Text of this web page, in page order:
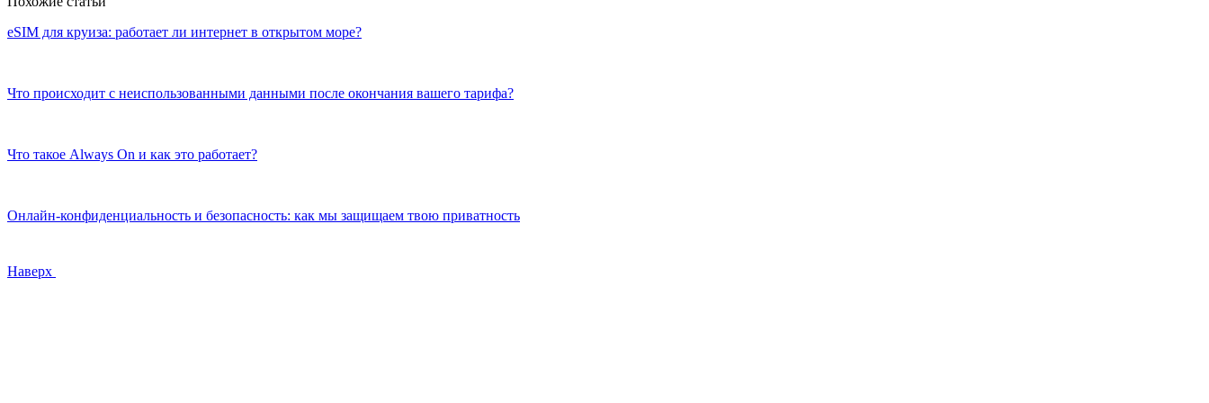
eSIM для круиза: работает ли интернет в открытом море?
Что происходит с неиспользованными данными после окончания вашего тарифа?
Что такое Always On и как это работает?
Онлайн-конфиденциальность и безопасность: как мы защищаем твою приватность
Наверх